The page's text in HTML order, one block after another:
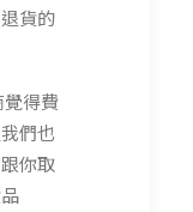
貨的
得費
們也
你取